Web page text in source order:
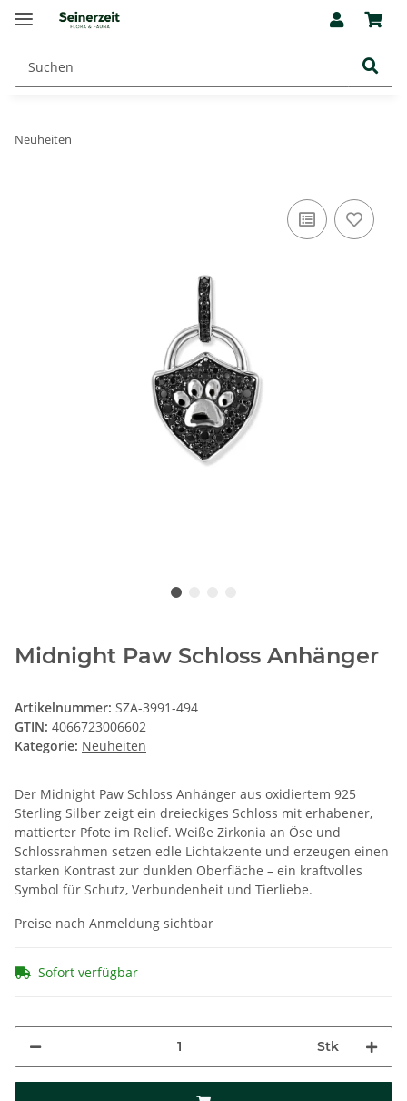
Neuheiten
Midnight Paw Schloss Anhänger
Artikelnummer: SZA-3991-494
GTIN: 4066723006602
Kategorie: Neuheiten
Der Midnight Paw Schloss Anhänger aus oxidiertem 925
Sterling Silber zeigt ein dreieckiges Schloss mit erhabener,
mattierter Pfote im Relief. Weiße Zirkonia an Öse und
Schlossrahmen setzen edle Lichtakzente und erzeugen einen
starken Kontrast zur dunklen Oberfläche – ein kraftvolles
Symbol für Schutz, Verbundenheit und Tierliebe.
Preise nach Anmeldung sichtbar
Sofort verfügbar
Stk